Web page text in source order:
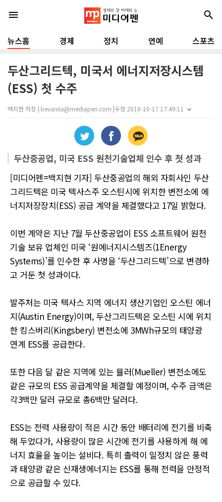
menu search
뉴스홈 경제 정치 연예 스포츠
두산그리드텍, 미국서 에너지저장시스템
(ESS) 첫 수주
백지현 차장 | bevanila@mediapen.com |수정 2016-10-17 17:49:11
두산중공업, 미국 ESS 원천기술업체 인수 후 첫 성과
[미디어펜=백지현 기자] 두산중공업의 해외 자회사인 두산
그리드텍은 미국 텍사스주 오스틴시에 위치한 변전소에 에
너지저장장치(ESS) 공급 계약을 체결했다고 17일 밝혔다.
이번 계약은 지난 7월 두산중공업이 ESS 소프트웨어 원천
기술 보유 업체인 미국 ‘원에너지시스템즈(1Energy
Systems)’를 인수한 후 사명을 ‘두산그리드텍’으로 변경하
고 거둔 첫 성과이다.
발주처는 미국 텍사스 지역 에너지 생산기업인 오스틴 에너
지(Austin Energy)이며, 두산그리드텍은 오스틴 시에 위치
한 킹스버리(Kingsbery) 변전소에 3MWh규모의 태양광
연계 ESS를 공급한다.
또한 다음 달 같은 지역에 있는 뮬러(Mueller) 변전소에도
같은 규모의 ESS 공급계약을 체결할 예정이며, 수주 금액은
각3백만 달러 규모로 총6백만 달러다.
ESS는 전력 사용량이 적은 시간 동안 배터리에 전기를 비축
해 두었다가, 사용량이 많은 시간에 전기를 사용하게 해 에
너지 효율을 높이는 설비다. 특히 출력이 일정치 않은 풍력
과 태양광 같은 신재생에너지는 ESS를 통해 전력을 안정적
으로 공급할 수 있다.